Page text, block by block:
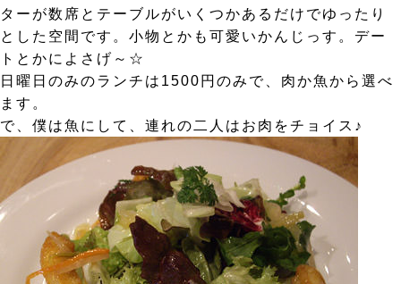
ターが数席とテーブルがいくつかあるだけでゆったり
とした空間です。小物とかも可愛いかんじっす。デー
トとかによさげ～☆
日曜日のみのランチは1500円のみで、肉か魚から選べ
ます。
で、僕は魚にして、連れの二人はお肉をチョイス♪